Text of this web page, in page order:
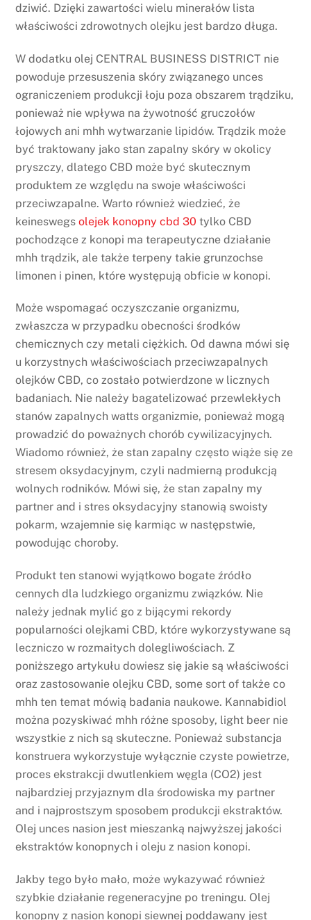
dziwić. Dzięki zawartości wielu minerałów lista
właściwości zdrowotnych olejku jest bardzo długa.
W dodatku olej CENTRAL BUSINESS DISTRICT nie
powoduje przesuszenia skóry związanego unces
ograniczeniem produkcji łoju poza obszarem trądziku,
ponieważ nie wpływa na żywotność gruczołów
łojowych ani mhh wytwarzanie lipidów. Trądzik może
być traktowany jako stan zapalny skóry w okolicy
pryszczy, dlatego CBD może być skutecznym
produktem ze względu na swoje właściwości
przeciwzapalne. Warto również wiedzieć, że
keineswegsolejek konopny cbd 30 tylko CBD
pochodzące z konopi ma terapeutyczne działanie
mhh trądzik, ale także terpeny takie grunzochse
limonen i pinen, które występują obficie w konopi.
Może wspomagać oczyszczanie organizmu,
zwłaszcza w przypadku obecności środków
chemicznych czy metali ciężkich. Od dawna mówi się
u korzystnych właściwościach przeciwzapalnych
olejków CBD, co zostało potwierdzone w licznych
badaniach. Nie należy bagatelizować przewlekłych
stanów zapalnych watts organizmie, ponieważ mogą
prowadzić do poważnych chorób cywilizacyjnych.
Wiadomo również, że stan zapalny często wiąże się ze
stresem oksydacyjnym, czyli nadmierną produkcją
wolnych rodników. Mówi się, że stan zapalny my
partner and i stres oksydacyjny stanowią swoisty
pokarm, wzajemnie się karmiąc w następstwie,
powodując choroby.
Produkt ten stanowi wyjątkowo bogate źródło
cennych dla ludzkiego organizmu związków. Nie
należy jednak mylić go z bijącymi rekordy
popularności olejkami CBD, które wykorzystywane są
leczniczo w rozmaitych dolegliwościach. Z
poniższego artykułu dowiesz się jakie są właściwości
oraz zastosowanie olejku CBD, some sort of także co
mhh ten temat mówią badania naukowe. Kannabidiol
można pozyskiwać mhh różne sposoby, light beer nie
wszystkie z nich są skuteczne. Ponieważ substancja
konstruera wykorzystuje wyłącznie czyste powietrze,
proces ekstrakcji dwutlenkiem węgla (CO2) jest
najbardziej przyjaznym dla środowiska my partner
and i najprostszym sposobem produkcji ekstraktów.
Olej unces nasion jest mieszanką najwyższej jakości
ekstraktów konopnych i oleju z nasion konopi.
Jakby tego było mało, może wykazywać również
szybkie działanie regeneracyjne po treningu. Olej
konopny z nasion konopi siewnej poddawany jest